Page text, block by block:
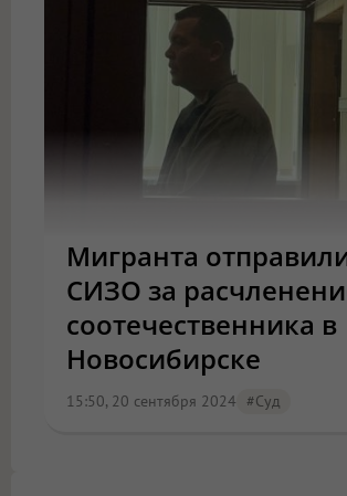
Мигранта
СИЗО за
соотечественника в
Новосибирске
15:50, 20 сентября 2024 #Суд